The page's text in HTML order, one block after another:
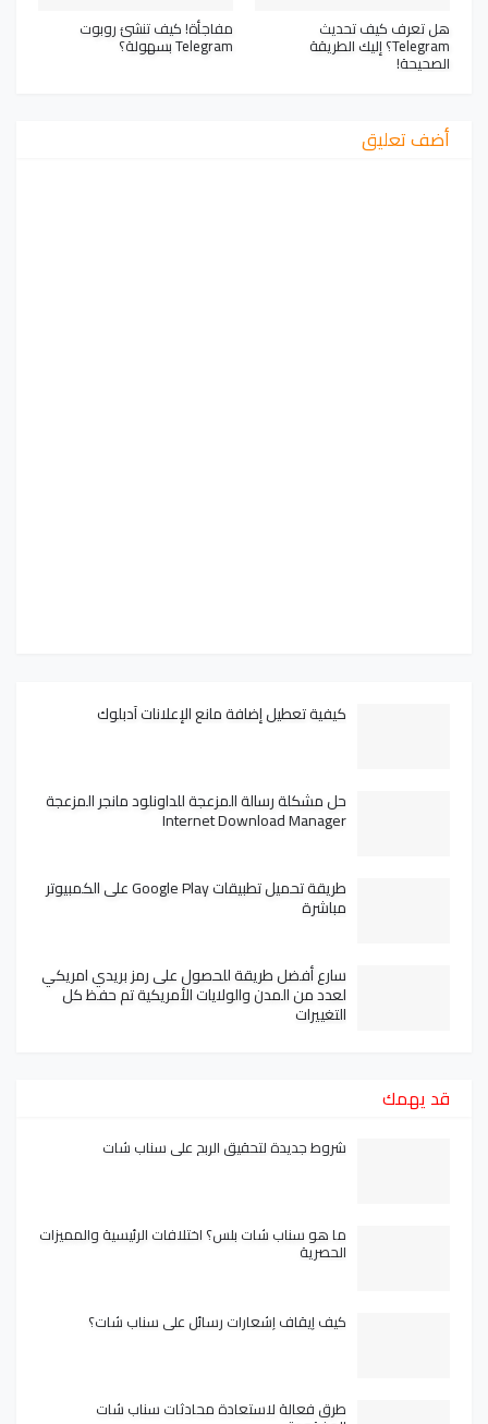
هل تعرف كيف تحديث
Telegram؟ إليك الطريقة
الصحيحة!
مفاجأة! كيف تنشئ روبوت
Telegram بسهولة؟
أضف تعليق
كيفية تعطيل إضافة مانع الإعلانات آدبلوك
حل مشكلة رسالة المزعجة للداونلود مانجر المزعجة
Internet Download Manager
طريقة تحميل تطبيقات Google Play على الكمبيوتر
مباشرة
سارع أفضل طريقة للحصول على رمز بريدي امريكي
لعدد من المدن والولايات الأمريكية تم حفظ كل
التغييرات
قد يهمك
شروط جديدة لتحقيق الربح على سناب شات
ما هو سناب شات بلس؟ اختلافات الرئيسية والمميزات
الحصرية
كيف إيقاف إشعارات رسائل على سناب شات؟
طرق فعالة لاستعادة محادثات سناب شات